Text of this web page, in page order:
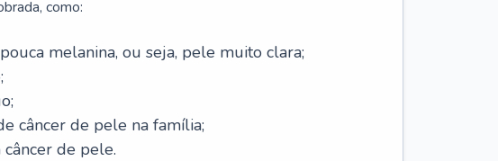
como:
melanina, ou seja, pele muito clara;
câncer de pele na família;
de pele.